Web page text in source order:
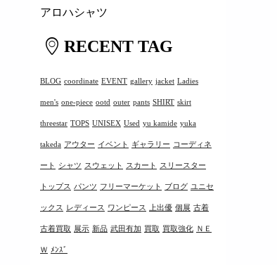
アロハシャツ
RECENT TAG
BLOG coordinate EVENT gallery jacket Ladies
men's one-piece ootd outer pants SHIRT skirt
threestar TOPS UNISEX Used yu kamide yuka
takeda アウター イベント ギャラリー コーディネ
ート シャツ スウェット スカート スリースター
トップス パンツ フリーマーケット ブログ ユニセ
ックス レディース ワンピース 上出優 個展 古着
古着買取 展示 新品 武田有加 買取 買取強化 ＮＥ
Ｗ ﾒﾝｽﾞ